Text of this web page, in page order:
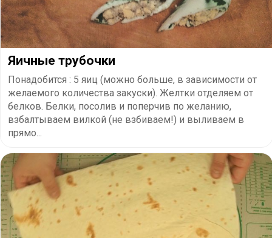
Яичные трубочки
Понадобится : 5 яиц (можно больше, в зависимости от
желаемого количества закуски). Желтки отделяем от
белков. Белки, посолив и поперчив по желанию,
взбалтываем вилкой (не взбиваем!) и выливаем в
прямо...